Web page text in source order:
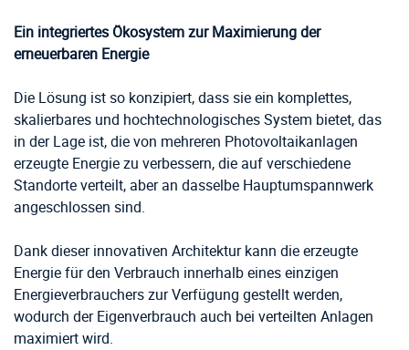
Ein integriertes Ökosystem zur Maximierung der
erneuerbaren Energie
Die Lösung ist so konzipiert, dass sie ein komplettes,
skalierbares und hochtechnologisches System bietet, das
in der Lage ist, die von mehreren Photovoltaikanlagen
erzeugte Energie zu verbessern, die auf verschiedene
Standorte verteilt, aber an dasselbe Hauptumspannwerk
angeschlossen sind.
Dank dieser innovativen Architektur kann die erzeugte
Energie für den Verbrauch innerhalb eines einzigen
Energieverbrauchers zur Verfügung gestellt werden,
wodurch der Eigenverbrauch auch bei verteilten Anlagen
maximiert wird.